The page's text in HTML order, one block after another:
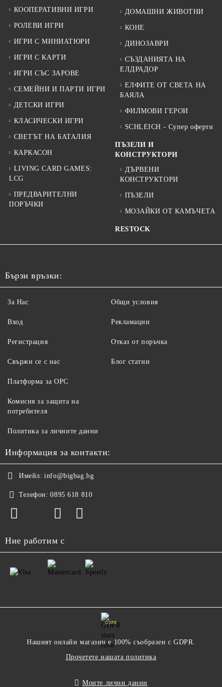
КООПЕРАТИВНИ ИГРИ
РОЛЕВИ ИГРИ
ИГРИ С МИНИАТЮРИ
ИГРИ С КАРТИ
ИГРИ СЪС ЗАРОВЕ
СЕМЕЙНИ И ПАРТИ ИГРИ
ДЕТСКИ ИГРИ
КЛАСИЧЕСКИ ИГРИ
СВЕТЪТ НА БАТАЛИЯ
КАРКАСОН
LIVING CARD GAMES:
LCG
ПРЕДВАРИТЕЛНИ
ПОРЪЧКИ
ДОМАШНИ ЖИВОТНИ
КОНЕ
ДИНОЗАВРИ
СЪЗДАНИЯТА НА
ЕЛДРАДОР
ЕЛФИТЕ ОТ СВЕТА НА
БАЯЛА
ФИЛМОВИ ГЕРОИ
SCHLEICH - Супер оферти
ПЪЗЕЛИ И
КОНСТРУКТОРИ
ДЪРВЕНИ
КОНСТРУКТОРИ
ПЪЗЕЛИ
МОЗАЙКИ ОТ КАМЪЧЕТА
RESTOCK
Бързи връзки:
За Нас
Вход
Регистрация
Свържи се с нас
Общи условия
Рекламации
Отказ от поръчка
Блог статии
Платформа за ОРС
Комисия за защита на
потребителя
Политика за личните данни
Информация за контакти:
Имейл: info@bigbag.bg
Телефон: 0895 618 810
Ние работим с
GDPR
Нашият онлайн магазин е 100% съобразен с GDPR.
Прочетете нашата политика
Моите лични данни